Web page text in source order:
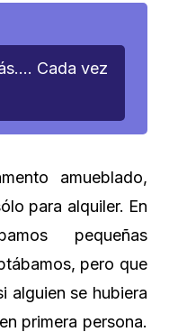
Cada vez
amueblado,
para alquiler. En
pequeñas
pero que
alguien se hubiera
primera persona.